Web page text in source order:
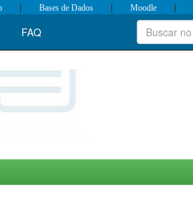
| Bases de Dados | Moodle |
FAQ